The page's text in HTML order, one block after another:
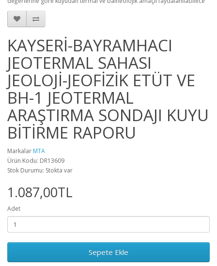
KAYSERİ-BAYRAMHACI
JEOTERMAL SAHASI
JEOLOJİ-JEOFİZİK ETÜT VE
BH-1 JEOTERMAL
ARAŞTIRMA SONDAJI KUYU
BİTİRME RAPORU
Markalar MTA
Ürün Kodu: DR13609
Stok Durumu: Stokta var
1.087,00TL
Adet
Sepete Ekle